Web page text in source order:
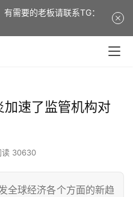
速了监管机构对
读 30630
全球经济各个方面的新趋
需要的老板请联系TG：
It is a 8-year-old
TG: tuhaov